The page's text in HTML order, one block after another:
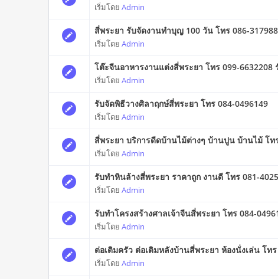
เริ่มโดยAdmin
สี่พระยา รับจัดงานทำบุญ 100 วัน โทร 086-
เริ่มโดยAdmin
โต๊ะจีนอาหารงานแต่งสี่พระยา โทร 099-
เริ่มโดยAdmin
รับจัดพิธีวางศิลาฤกษ์สี่พระยา โทร 084-0496149
เริ่มโดยAdmin
สี่พระยา บริการดีดบ้านไม้ต่างๆ บ้านปูน บ้านไม้ โท
เริ่มโดยAdmin
รับทำหินล้างสี่พระยา ราคาถูก งานดี โทร 081-
เริ่มโดยAdmin
รับทำโครงสร้างศาลเจ้าจีนสี่พระยา โทร 084-
เริ่มโดยAdmin
ต่อเติมครัว ต่อเติมหลังบ้านสี่พระยา ห้องนั่งเล่น โท
เริ่มโดยAdmin